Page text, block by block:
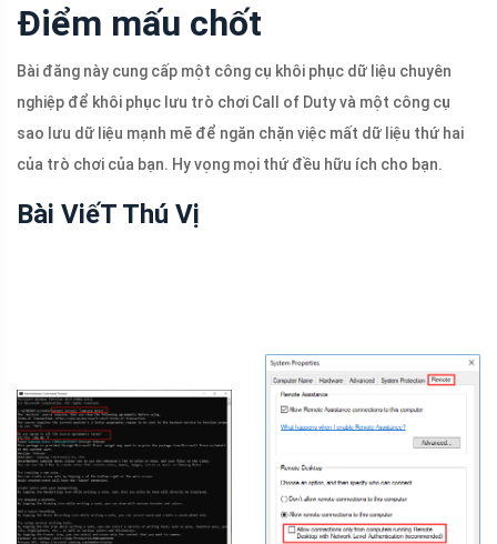
Điểm mấu chốt
Bài đăng này cung cấp một công cụ khôi phục dữ liệu chuyên
nghiệp để khôi phục lưu trò chơi Call of Duty và một công cụ
sao lưu dữ liệu mạnh mẽ để ngăn chặn việc mất dữ liệu thứ hai
của trò chơi của bạn. Hy vọng mọi thứ đều hữu ích cho bạn.
Bài ViếT Thú Vị